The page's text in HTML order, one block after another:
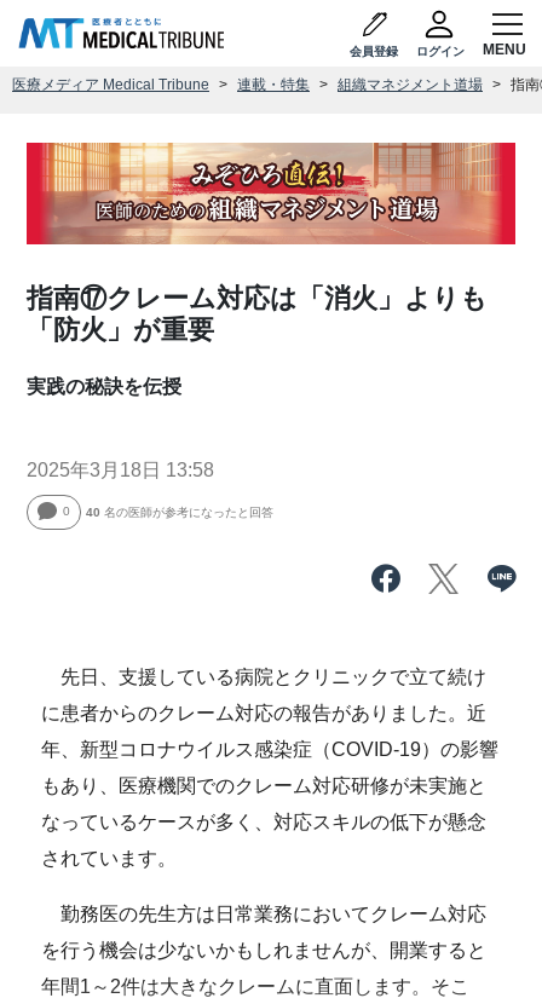
会員登録 ログイン
医療メディア Medical Tribune 連載・特集 組織マネジメント道場 指
指南⑰クレーム対応は「消火」よりも
「防火」が重要
実践の秘訣を伝授
2025年3月18日 13:58
0 40 名の医師が参考になったと回答
先日、支援している病院とクリニックで立て続け
に患者からのクレーム対応の報告がありました。近
年、新型コロナウイルス感染症（COVID-19）の影響
もあり、医療機関でのクレーム対応研修が未実施と
なっているケースが多く、対応スキルの低下が懸念
されています。
勤務医の先生方は日常業務においてクレーム対応
を行う機会は少ないかもしれませんが、開業すると
年間1～2件は大きなクレームに直面します。そこ